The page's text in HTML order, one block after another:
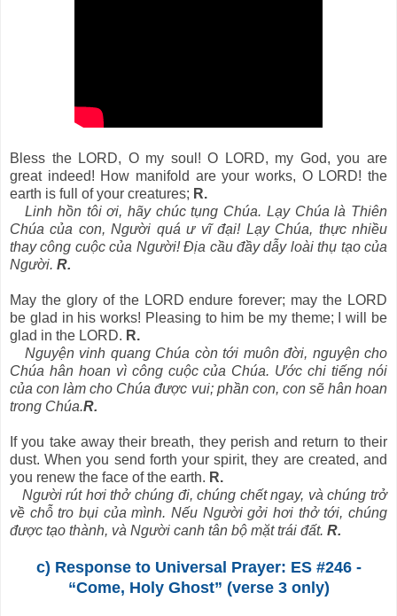
Bless the LORD, O my soul! O LORD, my God, you are
great indeed! How manifold are your works, O LORD! the
earth is full of your creatures; R.
Linh hồn tôi ơi, hãy chúc tụng Chúa. Lạy Chúa là Thiên
Chúa của con, Người quá ư vĩ đại! Lạy Chúa, thực nhiều
thay công cuộc của Người! Địa cầu đầy dẫy loài thụ tạo của
Người. R.
May the glory of the LORD endure forever; may the LORD
be glad in his works! Pleasing to him be my theme; I will be
glad in the LORD. R.
Nguyện vinh quang Chúa còn tới muôn đời, nguyện cho
Chúa hân hoan vì công cuộc của Chúa. Ước chi tiếng nói
của con làm cho Chúa được vui; phần con, con sẽ hân hoan
trong Chúa.R.
If you take away their breath, they perish and return to their
dust. When you send forth your spirit, they are created, and
you renew the face of the earth. R.
Người rút hơi thở chúng đi, chúng chết ngay, và chúng trở
về chỗ tro bụi của mình. Nếu Người gởi hơi thở tới, chúng
được tạo thành, và Người canh tân bộ mặt trái đất. R.
c) Response to Universal Prayer: ES #246 -
“Come, Holy Ghost” (verse 3 only)